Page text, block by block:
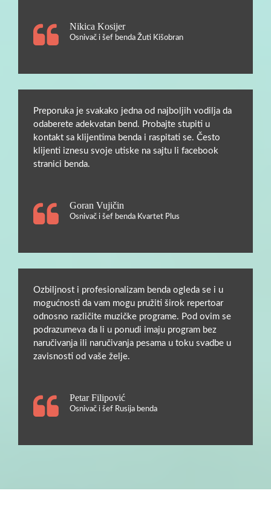
Nikica Kosijer
Osnivač i šef benda Žuti Kišobran
Preporuka je svakako jedna od najboljih vodilja da
odaberete adekvatan bend. Probajte stupiti u
kontakt sa klijentima benda i raspitati se. Često
klijenti iznesu svoje utiske na sajtu li facebook
stranici benda.
Goran Vujičin
Osnivač i šef benda Kvartet Plus
Ozbiljnost i profesionalizam benda ogleda se i u
mogućnosti da vam mogu pružiti širok repertoar
odnosno različite muzičke programe. Pod ovim se
podrazumeva da li u ponudi imaju program bez
naručivanja ili naručivanja pesama u toku svadbe u
zavisnosti od vaše želje.
Petar Filipović
Osnivač i šef Rusija benda